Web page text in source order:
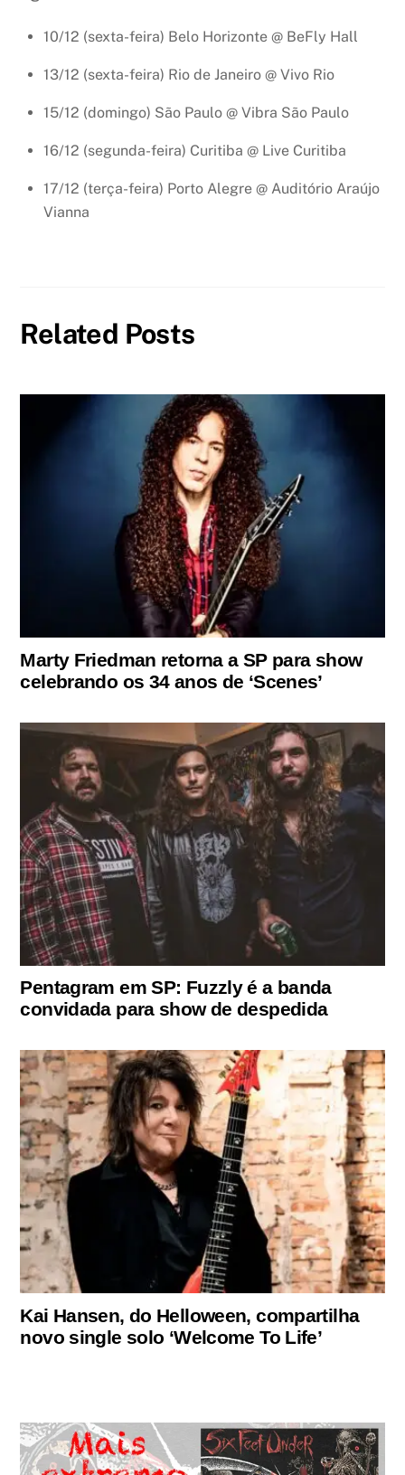
10/12 (sexta-feira) Belo Horizonte @ BeFly Hall
13/12 (sexta-feira) Rio de Janeiro @ Vivo Rio
15/12 (domingo) São Paulo @ Vibra São Paulo
16/12 (segunda-feira) Curitiba @ Live Curitiba
17/12 (terça-feira) Porto Alegre @ Auditório Araújo
Vianna
Related Posts
Marty Friedman retorna a SP para show
celebrando os 34 anos de ‘Scenes’
Pentagram em SP: Fuzzly é a banda
convidada para show de despedida
Kai Hansen, do Helloween, compartilha
novo single solo ‘Welcome To Life’